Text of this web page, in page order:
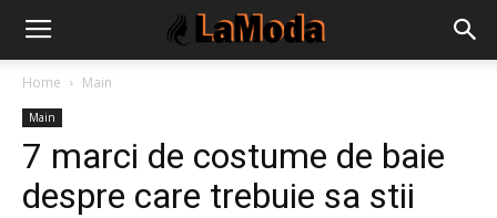
Home Main
Main
7 marci de costume de baie
despre care trebuie sa stii